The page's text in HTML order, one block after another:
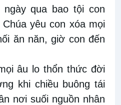
ngày qua bao tội con
yêu con xóa mọi
ăn năn, giờ con đến
âu lo thổn thức đời
khi chiều buông tái
nơi suối nguồn nhân